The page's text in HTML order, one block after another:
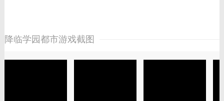
降临学园都市游戏截图